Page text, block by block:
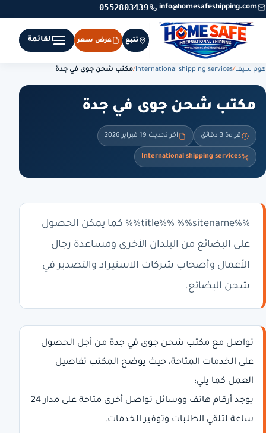
info@homesafeshipping.com
0552803439
تتبع عرض سعر القائمة
هوم سيف/
International shipping services
/مكتب شحن جوى في جدة
مكتب شحن جوى في جدة
قراءة 3 دقائق آخر تحديث 19 فبراير 2026
International shipping services
%%title%% %%sitename%% كما يمكن الحصول
على البضائع من البلدان الأخرى ومساعدة رجال
الأعمال وأصحاب شركات الاستيراد والتصدير في
شحن البضائع.
تواصل مع مكتب شحن جوى في جدة من أجل الحصول
على الخدمات المتاحة، حيث يوضح المكتب تفاصيل
العمل كما يلي:
يوجد أرقام هاتف ووسائل تواصل أخرى متاحة على مدار 24
ساعة لتلقي الطلبات وتوفير الخدمات.